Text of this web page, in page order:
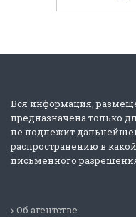
Вся информация,
предназначена только
не подлежит
распространению в
письменного
Об агентстве